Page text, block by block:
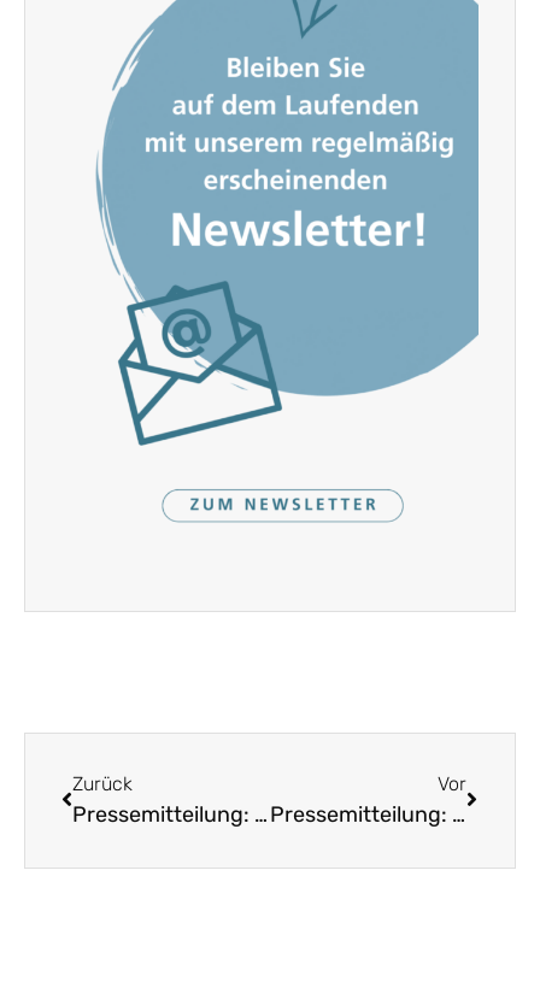
Zurück
Pressemitteilung: Strom vom Dom? Einladung zur Diskussion über Energiewende und Denkmalschutz
Vor
Pressemitteilung: Landesverein für Heimatpflege lobt Jugendpreise mit insgesamt 11.500 Euro aus